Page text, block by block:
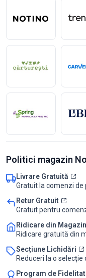
Politici magazin
Livrare Gratuită
Gratuit la comenzi de
Retur Gratuit
Gratuit pentru
Ridicare din Magazin
Ridicare gratuită din
Secțiune Lichidări
Reduceri la o
Program de